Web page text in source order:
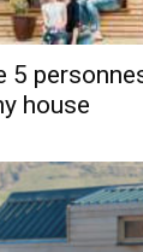
5
house